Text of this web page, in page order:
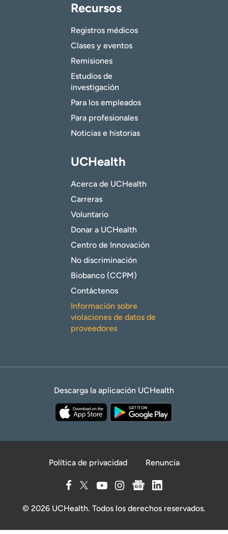
Recursos
Registros médicos
Clases y eventos
Remisiones
Estudios de
investigación
Para los empleados
Para profesionales
Noticias e historias
UCHealth
Acerca de UCHealth
Carreras
Voluntario
Donar a UCHealth
Centro de Innovación
No discriminación
Biobanco (CCPM)
Contáctenos
Información sobre
violaciones de datos de
proveedores
Descarga la aplicación UCHealth
Política de privacidad Renuncia
© 2026 UCHealth. Todos los derechos reservados.